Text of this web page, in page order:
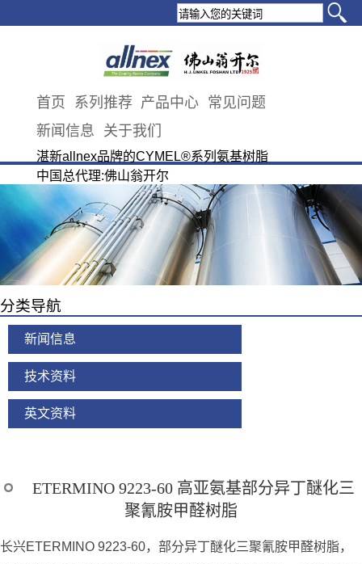
首页 系列推荐 产品中心 常见问题
新闻信息
关于我们
湛新allnex品牌的CYMEL®系列氨基树脂
中国总代理:佛山翁开尔
分类导航
新闻信息
技术资料
英文资料
ETERMINO 9223-60 高亚氨基部分异丁醚化三
聚氰胺甲醛树脂
长兴ETERMINO 9223-60，部分异丁醚化三聚氰胺甲醛树脂，